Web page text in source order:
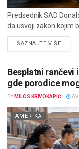
Predsednik SAD
da usvoji zakon kojim
SAZNAJTE VIŠE
Besplatni rančevi
gde porodice
BY MILOS KRIVOKAPIĆ
AMERIKA